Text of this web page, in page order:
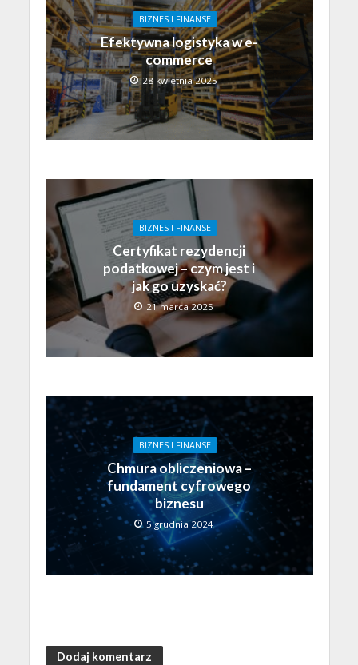
BIZNES I FINANSE
Efektywna logistyka w e-
commerce
28 kwietnia 2025
BIZNES I FINANSE
Certyfikat rezydencji
podatkowej – czym jest i
jak go uzyskać?
21 marca 2025
BIZNES I FINANSE
Chmura obliczeniowa –
fundament cyfrowego
biznesu
5 grudnia 2024
Dodaj komentarz